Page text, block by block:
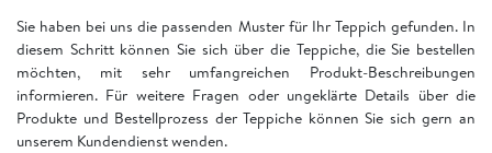
Sie haben bei uns die passenden Muster für Ihr Teppich gefunden. In
diesem Schritt können Sie sich über die Teppiche, die Sie bestellen
möchten, mit sehr umfangreichen Produkt-Beschreibungen
informieren. Für weitere Fragen oder ungeklärte Details über die
Produkte und Bestellprozess der Teppiche können Sie sich gern an
unserem Kundendienst wenden.